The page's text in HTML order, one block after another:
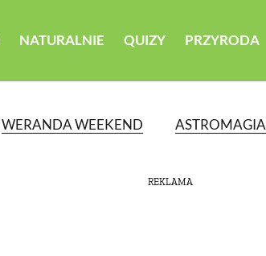
NATURALNIE QUIZY PRZYRODA
WERANDA WEEKEND ASTROMAGIA
REKLAMA